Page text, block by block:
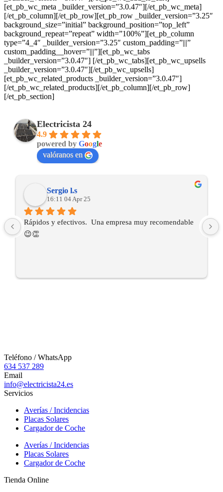
[et_pb_wc_meta _builder_version=”3.0.47″][/et_pb_wc_meta]
[/et_pb_column][/et_pb_row][et_pb_row _builder_version=”3.25″
background_size=”initial” background_position=”top_left”
background_repeat=”repeat” width=”100%”][et_pb_column
type=”4_4″ _builder_version=”3.25″ custom_padding=”|||”
custom_padding__hover=”|||”][et_pb_wc_tabs
_builder_version=”3.0.47″] [/et_pb_wc_tabs][et_pb_wc_upsells
_builder_version=”3.0.47″][/et_pb_wc_upsells]
[et_pb_wc_related_products _builder_version=”3.0.47″]
[/et_pb_wc_related_products][/et_pb_column][/et_pb_row]
[/et_pb_section]
Electricista 24
4.9
powered by Google
valóranos en
Sergio l.s
16:11 04 Apr 25
Rápidos y efectivos.  Una empresa muy recomendable
😉👏
Teléfono / WhatsApp
634 537 289
Email
info@electricista24.es
Servicios
Averías / Incidencias
Placas Solares
Cargador de Coche
Averías / Incidencias
Placas Solares
Cargador de Coche
Tienda Online